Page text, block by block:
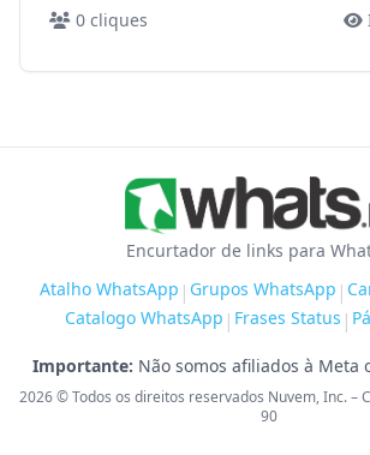
0 cliques
Encurtador de links para
Atalho WhatsApp | Grupos WhatsApp |
Catalogo WhatsApp | Frases Status |
Importante: Não somos afiliados à Meta
2026© Todos os direitos reservados Nuvem, Inc. –
90